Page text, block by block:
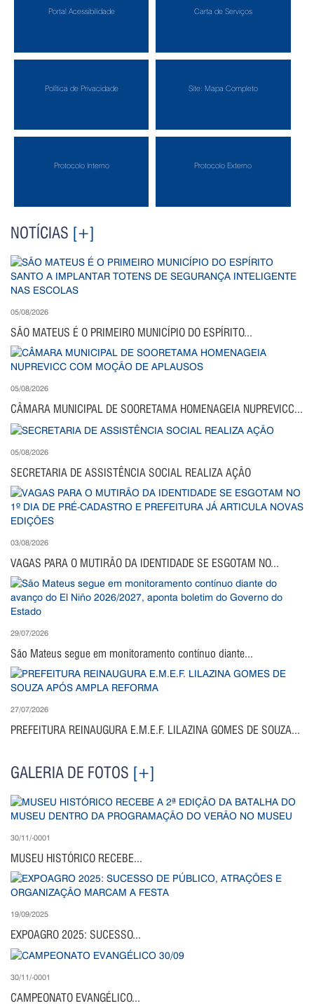
Portal Acessibilidade Carta de Serviços
Política de Privacidade Site: Mapa Completo
Protocolo Interno Protocolo Externo
NOTÍCIAS [+]
05/08/2026
SÃO MATEUS É O PRIMEIRO MUNICÍPIO DO ESPÍRITO...
05/08/2026
CÂMARA MUNICIPAL DE SOORETAMA HOMENAGEIA NUPREVICC...
05/08/2026
SECRETARIA DE ASSISTÊNCIA SOCIAL REALIZA AÇÃO
03/08/2026
VAGAS PARA O MUTIRÃO DA IDENTIDADE SE ESGOTAM NO...
29/07/2026
São Mateus segue em monitoramento contínuo diante...
27/07/2026
PREFEITURA REINAUGURA E.M.E.F. LILAZINA GOMES DE SOUZA...
GALERIA DE FOTOS [+]
30/11/-0001
MUSEU HISTÓRICO RECEBE...
19/09/2025
EXPOAGRO 2025: SUCESSO...
30/11/-0001
CAMPEONATO EVANGÉLICO...